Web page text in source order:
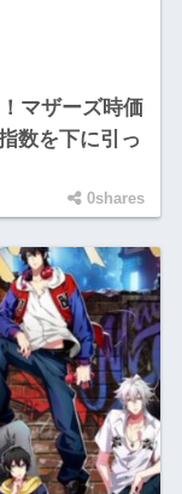
マザーズ時価
数を下に引っ
0shares